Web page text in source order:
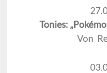
Tonies:
Von